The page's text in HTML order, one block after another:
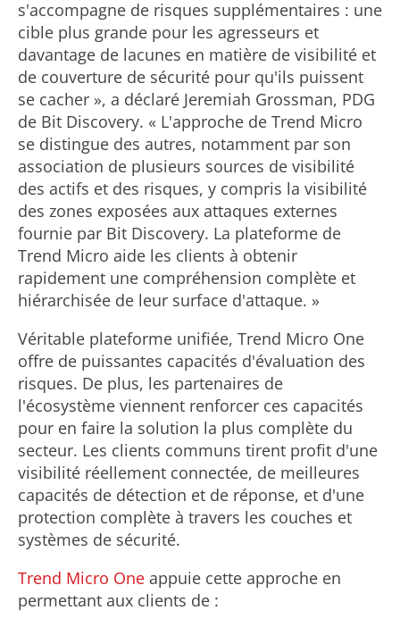
s'accompagne de risques supplémentaires : une
cible plus grande pour les agresseurs et
davantage de lacunes en matière de visibilité et
de couverture de sécurité pour qu'ils puissent
se cacher », a déclaré Jeremiah Grossman, PDG
de Bit Discovery. « L'approche de Trend Micro
se distingue des autres, notamment par son
association de plusieurs sources de visibilité
des actifs et des risques, y compris la visibilité
des zones exposées aux attaques externes
fournie par Bit Discovery. La plateforme de
Trend Micro aide les clients à obtenir
rapidement une compréhension complète et
hiérarchisée de leur surface d'attaque. »
Véritable plateforme unifiée, Trend Micro One
offre de puissantes capacités d'évaluation des
risques. De plus, les partenaires de
l'écosystème viennent renforcer ces capacités
pour en faire la solution la plus complète du
secteur. Les clients communs tirent profit d'une
visibilité réellement connectée, de meilleures
capacités de détection et de réponse, et d'une
protection complète à travers les couches et
systèmes de sécurité.
Trend Micro One appuie cette approche en
permettant aux clients de :